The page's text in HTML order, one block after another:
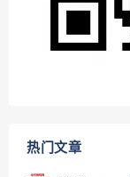
热门文章